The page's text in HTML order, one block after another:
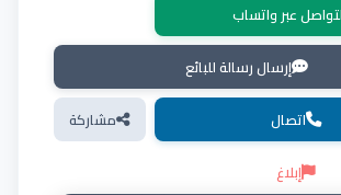
عبر واتساب
إرسال رسالة للبائع
اتصال
مشاركة
إبلاغ